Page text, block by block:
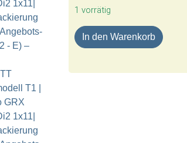
1 vorrätig
BULLITT Sondermodell
In den Warenkorb